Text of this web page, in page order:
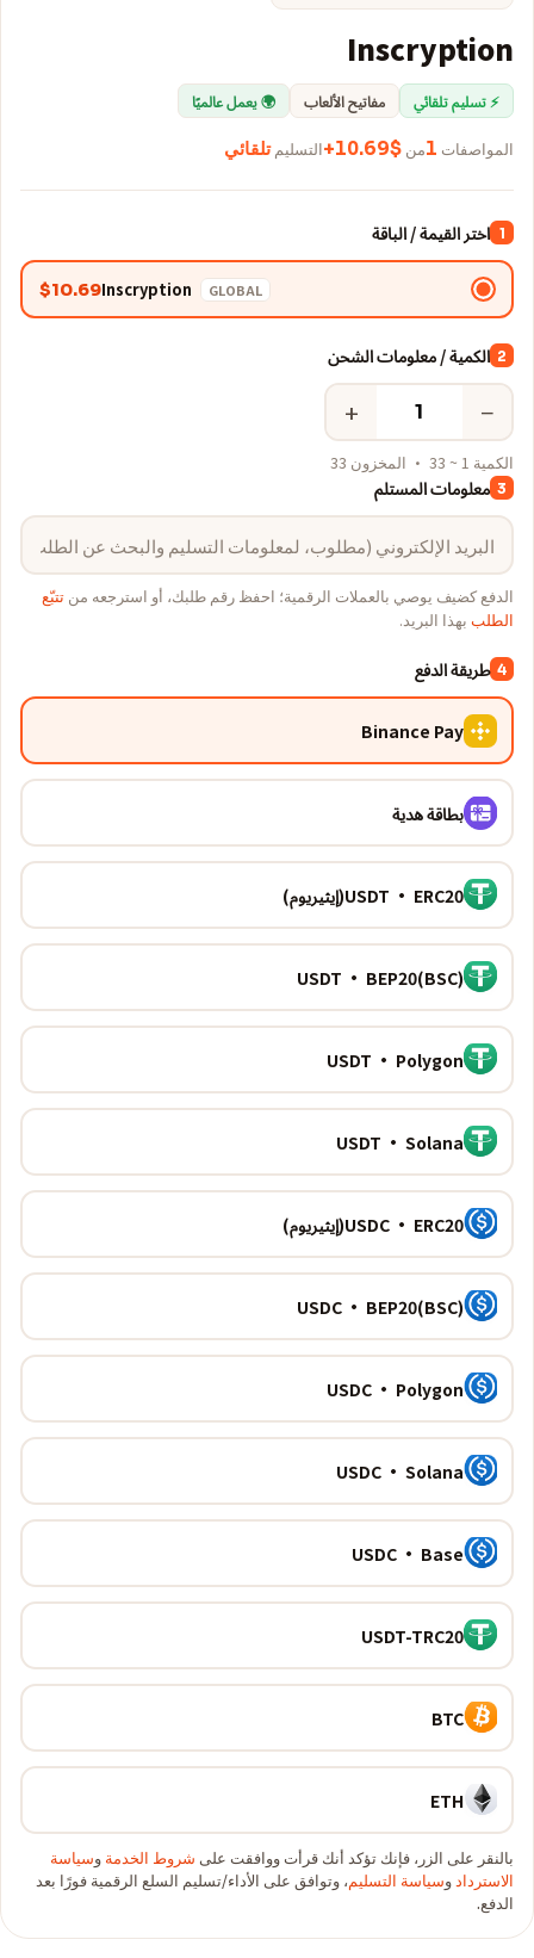
Inscryption
⚡ تسليم تلقائي مفاتيح الألعاب 🌍 يعمل عالميًا
المواصفات 1من $10.69+ التسليمتلقائي
1 اختر القيمة / الباقة
Inscryption GLOBAL
$10.69
2 الكمية / معلومات الشحن
−
+
الكمية 1 ~ 33 · المخزون 33
3 معلومات المستلم
الدفع كضيف يوصي بالعملات الرقمية؛ احفظ رقم طلبك، أو استرجعه من تتبّع
الطلب بهذا البريد.
4 طريقة الدفع
Binance Pay
بطاقة هدية
USDT · ERC20(إيثيريوم)
USDT · BEP20(BSC)
USDT · Polygon
USDT · Solana
USDC · ERC20(إيثيريوم)
USDC · BEP20(BSC)
USDC · Polygon
USDC · Solana
USDC · Base
USDT-TRC20
BTC
ETH
بالنقر على الزر، فإنك تؤكد أنك قرأت ووافقت على شروط الخدمة وسياسة
الاستردادوسياسة التسليم، وتوافق على الأداء/تسليم السلع الرقمية فورًا بعد
الدفع.